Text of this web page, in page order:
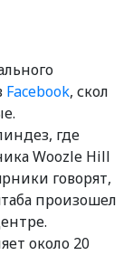
Facebook, скол
где
Woozle Hill
говорят,
произошел
около 20